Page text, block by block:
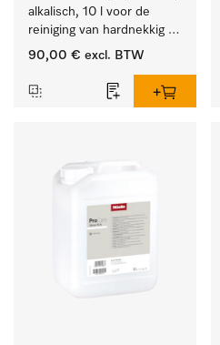
alkalisch, 10 l voor de
reiniging van hardnekkig
vuil op serviesgoed,
90,00 € excl. BTW